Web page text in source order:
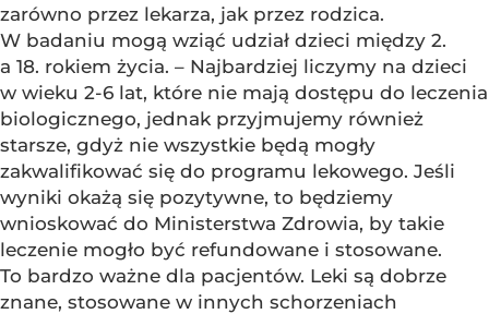
zarówno przez lekarza, jak przez rodzica.
W badaniu mogą wziąć udział dzieci między 2.
a 18. rokiem życia. – Najbardziej liczymy na dzieci
w wieku 2-6 lat, które nie mają dostępu do leczenia
biologicznego, jednak przyjmujemy również
starsze, gdyż nie wszystkie będą mogły
zakwalifikować się do programu lekowego. Jeśli
wyniki okażą się pozytywne, to będziemy
wnioskować do Ministerstwa Zdrowia, by takie
leczenie mogło być refundowane i stosowane.
To bardzo ważne dla pacjentów. Leki są dobrze
znane, stosowane w innych schorzeniach